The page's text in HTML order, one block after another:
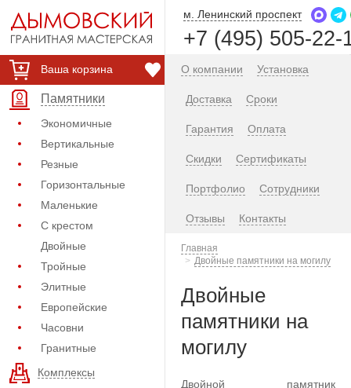
Ваша корзина
Памятники
Экономичные
Вертикальные
Резные
Горизонтальные
Маленькие
С крестом
Двойные
Тройные
Элитные
Европейские
Часовни
Гранитные
Комплексы
м. Ленинский проспект
+7 (495) 505-22-
О компании Установка
Доставка Сроки
Гарантия Оплата
Скидки Сертификаты
Портфолио Сотрудники
Отзывы Контакты
Главная
Двойные памятники на могилу
Двойные
памятники на
могилу
Двойной памятник